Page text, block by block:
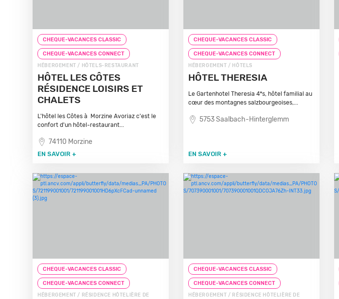
CHEQUE-VACANCES CLASSIC
CHEQUE-VACANCES CONNECT
HÉBERGEMENT / HÔTELS-RESTAURANT
HÔTEL LES CÔTES
RÉSIDENCE LOISIRS ET
CHALETS
L'hôtel les Côtes à Morzine Avoriaz c'est le
confort d'un hôtel-restaurant...
74110 Morzine
EN SAVOIR +
CHEQUE-VACANCES CLASSIC
CHEQUE-VACANCES CONNECT
HÉBERGEMENT / HÔTELS
HÔTEL THERESIA
Le Gartenhotel Theresia 4*s, hôtel familial au
cœur des montagnes salzbourgeoises,...
5753 Saalbach-Hinterglemm
EN SAVOIR +
CHEQUE-VACANCES CLASSIC
CHEQUE-VACANCES CONNECT
HÉBERGEMENT / RÉSIDENCE HÔTELIÈRE DE
CHEQUE-VACANCES CLASSIC
CHEQUE-VACANCES CONNECT
HÉBERGEMENT / RÉSIDENCE HÔTELIÈRE DE